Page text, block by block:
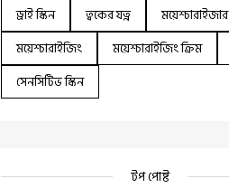
ড্রাই স্কিন
ত্বকের যত্ন
ময়েশ্চারাইজার
ময়েশ্চারাইজিং
ময়েশ্চারাইজিং ক্রিম
সেনসিটিভ স্কিন
টপ পোষ্ট